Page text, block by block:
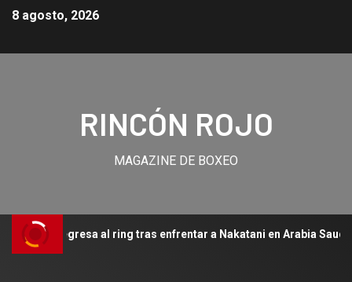
8 agosto, 2026
RINCÓN ROJO
MAGAZINE DE BOXEO
regresa al ring tras enfrentar a Nakatani en Arabia Saudita